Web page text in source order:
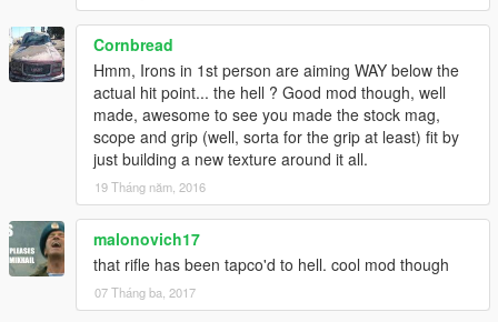
Cornbread
Hmm, Irons in 1st person are aiming WAY below the
actual hit point... the hell ? Good mod though, well
made, awesome to see you made the stock mag,
scope and grip (well, sorta for the grip at least) fit by
just building a new texture around it all.
19 Tháng năm, 2016
malonovich17
that rifle has been tapco'd to hell. cool mod though
07 Tháng ba, 2017